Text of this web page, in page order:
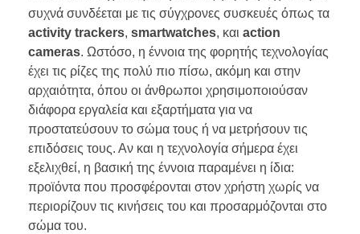
συχνά συνδέεται με τις σύγχρονες συσκευές όπως τα
activity trackers, smartwatches, και action
cameras. Ωστόσο, η έννοια της φορητής τεχνολογίας
έχει τις ρίζες της πολύ πιο πίσω, ακόμη και στην
αρχαιότητα, όπου οι άνθρωποι χρησιμοποιούσαν
διάφορα εργαλεία και εξαρτήματα για να
προστατεύσουν το σώμα τους ή να μετρήσουν τις
επιδόσεις τους. Αν και η τεχνολογία σήμερα έχει
εξελιχθεί, η βασική της έννοια παραμένει η ίδια:
προϊόντα που προσφέρονται στον χρήστη χωρίς να
περιορίζουν τις κινήσεις του και προσαρμόζονται στο
σώμα του.